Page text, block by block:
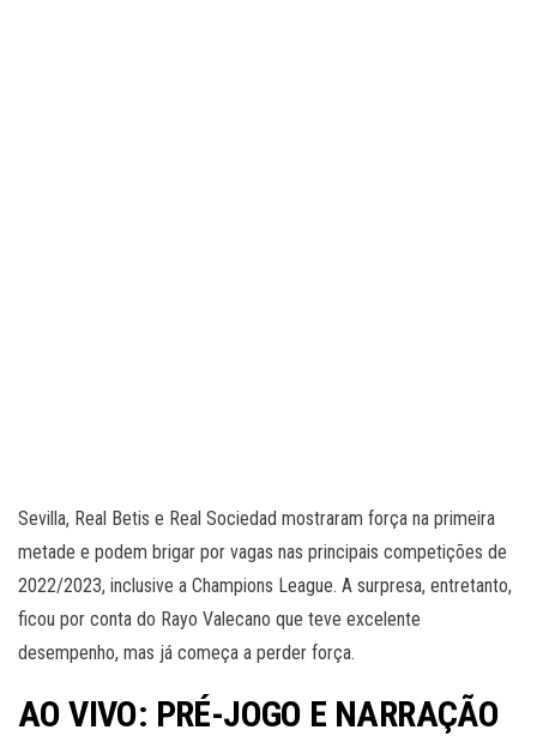
Sevilla, Real Betis e Real Sociedad mostraram força na primeira
metade e podem brigar por vagas nas principais competições de
2022/2023, inclusive a Champions League. A surpresa, entretanto,
ficou por conta do Rayo Valecano que teve excelente
desempenho, mas já começa a perder força.
AO VIVO: PRÉ-JOGO E NARRAÇÃO